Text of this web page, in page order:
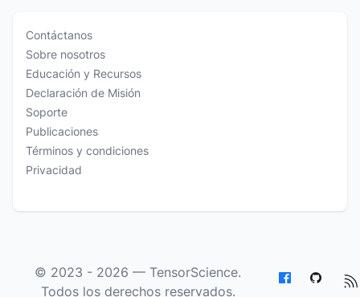
Contáctanos
Sobre nosotros
Educación y Recursos
Declaración de Misión
Soporte
Publicaciones
Términos y condiciones
Privacidad
© 2023 - 2026 — TensorScience.
Todos los derechos reservados.